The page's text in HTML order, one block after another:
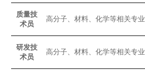
质量技
术员
高分子、材料、化学等相关专业
研发技
术员
高分子、材料、化学等相关专业